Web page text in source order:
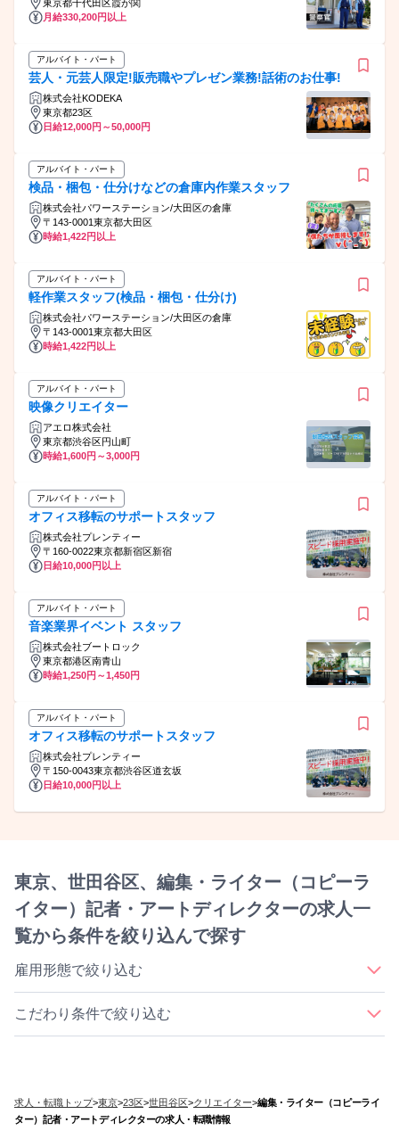
東京都千代田区霞が関
月給330,200円以上
アルバイト・パート
芸人・元芸人限定!販売職やプレゼン業務!話術のお仕事!
株式会社KODEKA
東京都23区
日給12,000円～50,000円
アルバイト・パート
検品・梱包・仕分けなどの倉庫内作業スタッフ
株式会社パワーステーション/大田区の倉庫
〒143-0001東京都大田区
時給1,422円以上
アルバイト・パート
軽作業スタッフ(検品・梱包・仕分け)
株式会社パワーステーション/大田区の倉庫
〒143-0001東京都大田区
時給1,422円以上
アルバイト・パート
映像クリエイター
アエロ株式会社
東京都渋谷区円山町
時給1,600円～3,000円
アルバイト・パート
オフィス移転のサポートスタッフ
株式会社プレンティー
〒160-0022東京都新宿区新宿
日給10,000円以上
アルバイト・パート
音楽業界イベント スタッフ
株式会社ブートロック
東京都港区南青山
時給1,250円～1,450円
アルバイト・パート
オフィス移転のサポートスタッフ
株式会社プレンティー
〒150-0043東京都渋谷区道玄坂
日給10,000円以上
東京、世田谷区、編集・ライター（コピーラ
イター）記者・アートディレクターの求人一
覧から条件を絞り込んで探す
雇用形態で絞り込む
こだわり条件で絞り込む
ボーナス・賞与あり
寮・社宅・住宅手当あり 転勤なし
年間休日120日以上 ｜ ブランクあってもOK｜ ｜
｜
求人・転職トップ>東京>23区>世田谷区>クリエイター>編集・ライター（コピーライ
ター）記者・アートディレクターの求人・転職情報